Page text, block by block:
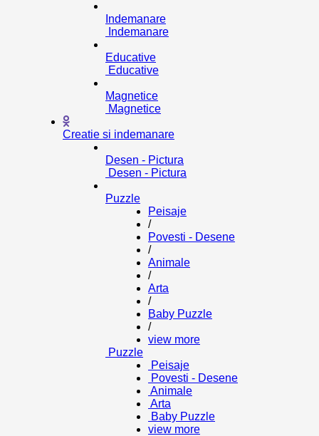
Indemanare
Indemanare
Educative
Educative
Magnetice
Magnetice
Creatie si indemanare
Desen - Pictura
Desen - Pictura
Puzzle
Peisaje
/
Povesti - Desene
/
Animale
/
Arta
/
Baby Puzzle
/
view more
Puzzle
Peisaje
Povesti - Desene
Animale
Arta
Baby Puzzle
view more